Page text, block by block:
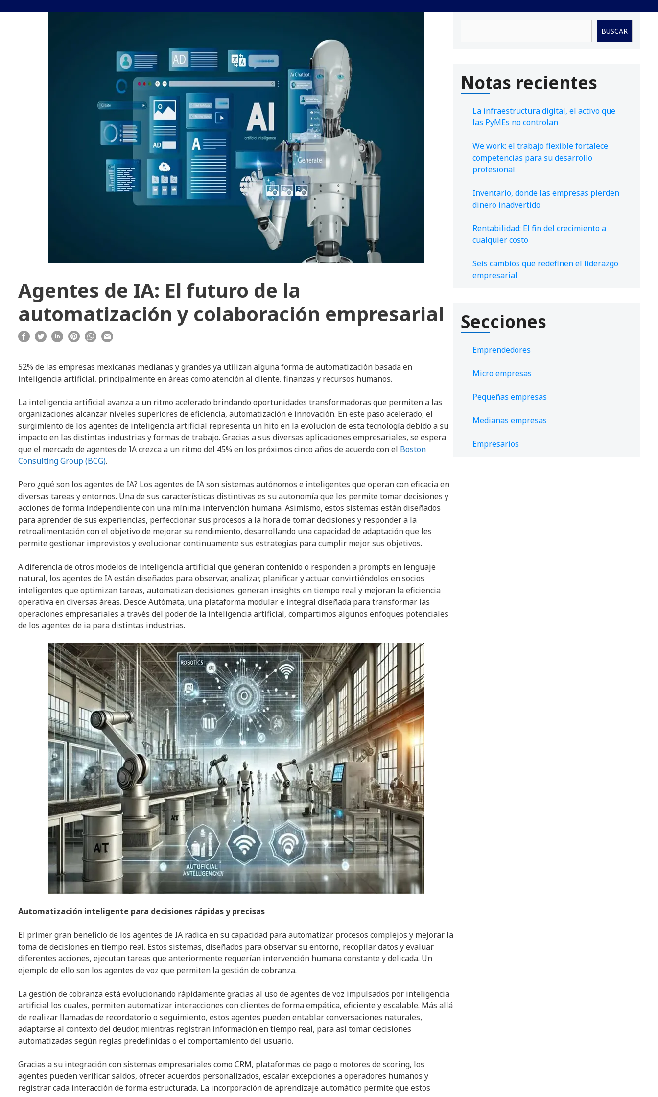
Agentes de IA: El futuro de la
automatización y colaboración empresarial
52% de las empresas mexicanas medianas y grandes ya utilizan alguna forma de automatización basada en
inteligencia artificial, principalmente en áreas como atención al cliente, finanzas y recursos humanos.
La inteligencia artificial avanza a un ritmo acelerado brindando oportunidades transformadoras que permiten a las
organizaciones alcanzar niveles superiores de eficiencia, automatización e innovación. En este paso acelerado, el
surgimiento de los agentes de inteligencia artificial representa un hito en la evolución de esta tecnología debido a su
impacto en las distintas industrias y formas de trabajo. Gracias a sus diversas aplicaciones empresariales, se espera
que el mercado de agentes de IA crezca a un ritmo del 45% en los próximos cinco años de acuerdo con el Boston
Consulting Group (BCG).
Pero ¿qué son los agentes de IA? Los agentes de IA son sistemas autónomos e inteligentes que operan con eficacia en
diversas tareas y entornos. Una de sus características distintivas es su autonomía que les permite tomar decisiones y
acciones de forma independiente con una mínima intervención humana. Asimismo, estos sistemas están diseñados
para aprender de sus experiencias, perfeccionar sus procesos a la hora de tomar decisiones y responder a la
retroalimentación con el objetivo de mejorar su rendimiento, desarrollando una capacidad de adaptación que les
permite gestionar imprevistos y evolucionar continuamente sus estrategias para cumplir mejor sus objetivos.
A diferencia de otros modelos de inteligencia artificial que generan contenido o responden a prompts en lenguaje
natural, los agentes de IA están diseñados para observar, analizar, planificar y actuar, convirtiéndolos en socios
inteligentes que optimizan tareas, automatizan decisiones, generan insights en tiempo real y mejoran la eficiencia
operativa en diversas áreas. Desde Autómata, una plataforma modular e integral diseñada para transformar las
operaciones empresariales a través del poder de la inteligencia artificial, compartimos algunos enfoques potenciales
de los agentes de ia para distintas industrias.
Automatización inteligente para decisiones rápidas y precisas
El primer gran beneficio de los agentes de IA radica en su capacidad para automatizar procesos complejos y mejorar la
toma de decisiones en tiempo real. Estos sistemas, diseñados para observar su entorno, recopilar datos y evaluar
diferentes acciones, ejecutan tareas que anteriormente requerían intervención humana constante y delicada. Un
ejemplo de ello son los agentes de voz que permiten la gestión de cobranza.
La gestión de cobranza está evolucionando rápidamente gracias al uso de agentes de voz impulsados por inteligencia
artificial los cuales, permiten automatizar interacciones con clientes de forma empática, eficiente y escalable. Más allá
de realizar llamadas de recordatorio o seguimiento, estos agentes pueden entablar conversaciones naturales,
adaptarse al contexto del deudor, mientras registran información en tiempo real, para así tomar decisiones
automatizadas según reglas predefinidas o el comportamiento del usuario.
Gracias a su integración con sistemas empresariales como CRM, plataformas de pago o motores de scoring, los
agentes pueden verificar saldos, ofrecer acuerdos personalizados, escalar excepciones a operadores humanos y
registrar cada interacción de forma estructurada. La incorporación de aprendizaje automático permite que estos
BUSCAR
Notas recientes
La infraestructura digital, el activo que
las PyMEs no controlan
We work: el trabajo flexible fortalece
competencias para su desarrollo
profesional
Inventario, donde las empresas pierden
dinero inadvertido
Rentabilidad: El fin del crecimiento a
cualquier costo
Seis cambios que redefinen el liderazgo
empresarial
Secciones
Emprendedores
Micro empresas
Pequeñas empresas
Medianas empresas
Empresarios